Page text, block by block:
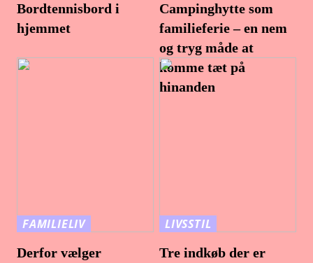
Bordtennisbord i
hjemmet
Campinghytte som
familieferie – en nem
og tryg måde at
komme tæt på
hinanden
FAMILIELIV
Derfor vælger
LIVSSTIL
Tre indkøb der er